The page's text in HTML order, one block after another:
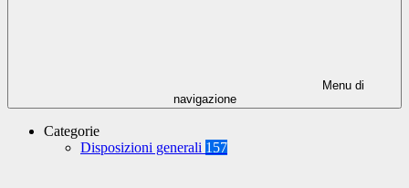
Menu di
navigazione
Categorie
Disposizioni generali 157